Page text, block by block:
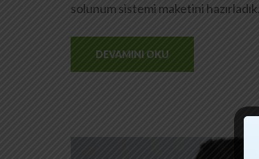
solunum sistemi maketini hazırladık.
DEVAMINI OKU